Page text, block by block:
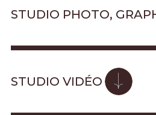
STUDIO PHOTO,
STUDIO VIDÉO